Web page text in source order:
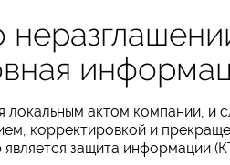
локальным актом компании, и
корректировкой и
защита информации